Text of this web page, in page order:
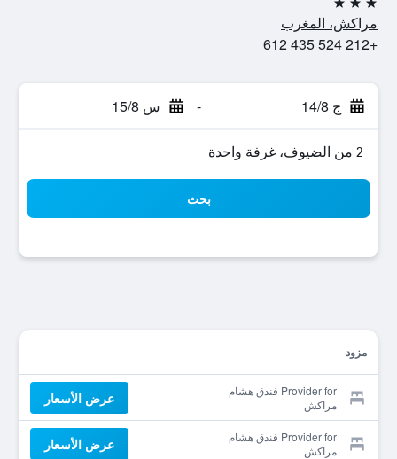
3 نجوم
مراكش، المغرب
+212 524 435 612
ج 14/8 - س 15/8
2 من الضيوف، غرفة واحدة
بحث
مزود
Provider for فندق هشام
مراكش
عرض الأسعار
Provider for فندق هشام
مراكش
عرض الأسعار